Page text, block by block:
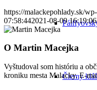
Čierny
https://malackepohlady.sk/
07:58:442021-08-09 16:19:06
O Martin Macejka
Vyštudoval som históriu a
kroniku mesta Malacky. E-